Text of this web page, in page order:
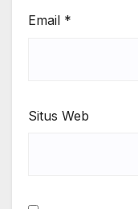
Email *
Situs Web